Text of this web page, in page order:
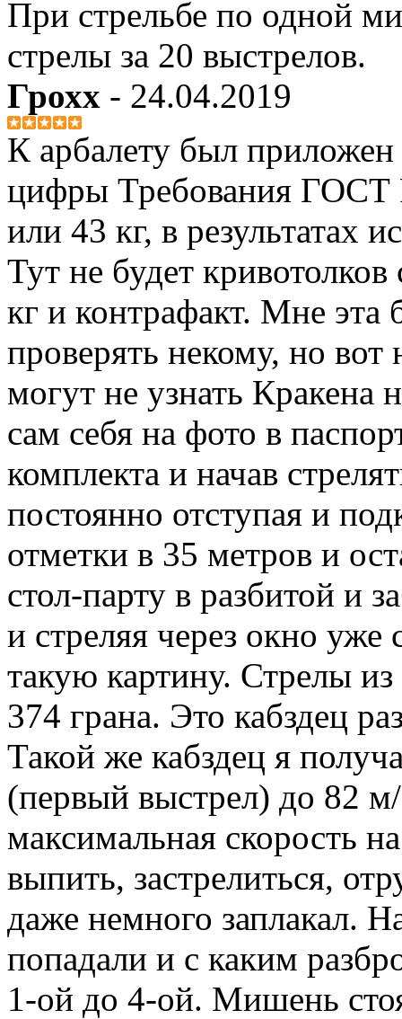
При стрельбе по одной
стрелы за 20 выстрелов.
Грохх - 24.04.2019
К арбалету был приложен
цифры Требования ГОСТ
или 43 кг, в результатах
Тут не будет
кг и контрафакт. Мне эта
проверять некому, но
могут не узнать Кракена
сам себя на фото в
комплекта и начав
постоянно отступая и
отметки в 35 метров и
стол-парту в разбитой и
и стреляя через окно
такую картину. Стрелы
374 грана. Это кабздец
Такой же кабздец я
(первый выстрел) до 82
максимальная скорость
выпить, застрелиться,
даже немного заплакал.
попадали и с каким
1-ой до 4-ой. Мишень